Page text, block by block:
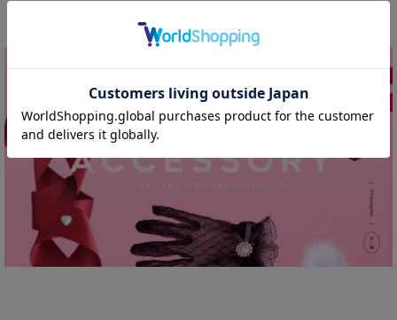
合わせて買いたい!!コスプレ小物